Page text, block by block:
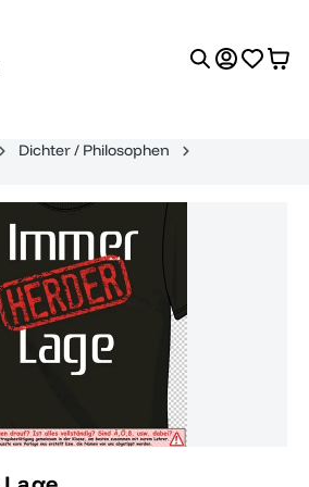
Dichter / Philosophen